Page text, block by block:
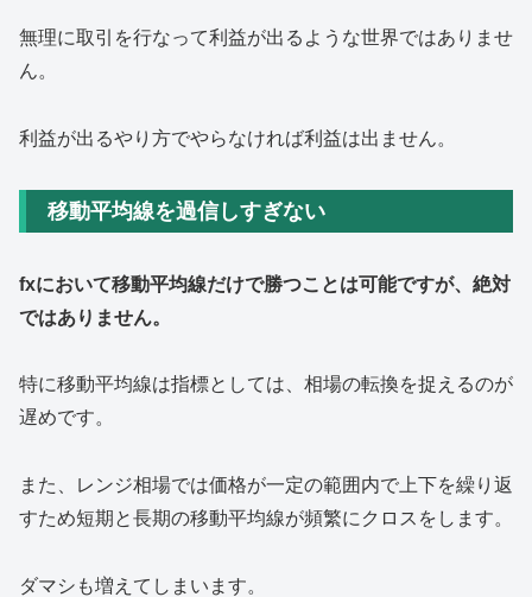
無理に取引を行なって利益が出るような世界ではありませ
ん。
利益が出るやり方でやらなければ利益は出ません。
移動平均線を過信しすぎない
fxにおいて移動平均線だけで勝つことは可能ですが、絶対
ではありません。
特に移動平均線は指標としては、相場の転換を捉えるのが
遅めです。
また、レンジ相場では価格が一定の範囲内で上下を繰り返
すため短期と長期の移動平均線が頻繁にクロスをします。
ダマシも増えてしまいます。